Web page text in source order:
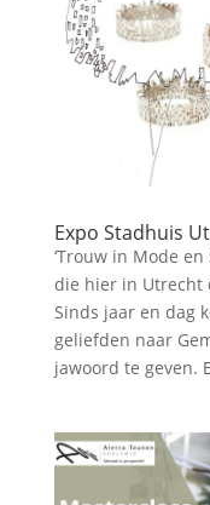
Expo Stadhuis
‘Trouw in Mode
die hier in Utrecht
Sinds jaar en dag
geliefden naar
jawoord te geven.